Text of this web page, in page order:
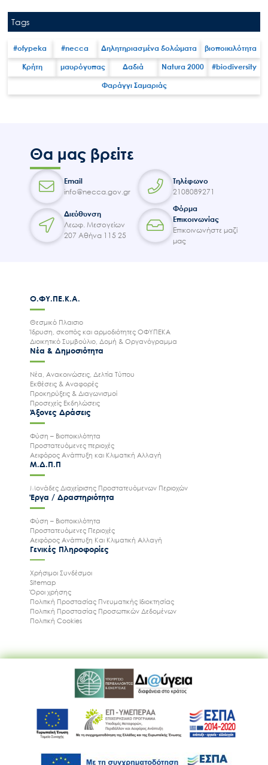
for:
Άξονες δράσης
Μ.Δ.Π.Π.
Εισιτήρια
Επικοινωνία
Tags
#ofypeka #necca Δηλητηριασμένα δολώματα βιοποικιλότητα
Κρήτη μαυρόγυπας Δαδιά Natura 2000 #biodiversity
Φαράγγι Σαμαριάς
Θα μας βρείτε
Email
info@necca.gov.gr
Τηλέφωνο
2108089271
Διεύθυνση
Λεωφ. Μεσογείων
207 Αθήνα 115 25
Φόρμα
Επικοινωνίας
Επικοινωνήστε μαζί
μας
Ο.ΦΥ.ΠΕ.Κ.Α.
Θεσμικό Πλαισιο
Ίδρυση, σκοπός και αρμοδιότητες ΟΦΥΠΕΚΑ
Διοικητικό Συμβούλιο, Δομή & Οργανόγραμμα
Νέα & Δημοσιότητα
Νέα, Ανακοινώσεις, Δελτία Τύπου
Εκθέσεις & Αναφορές
Προκηρύξεις & Διαγωνισμοί
Προσεχείς Εκδηλώσεις
Άξονες Δράσεις
Φύση – Βιοποικιλότητα
Προστατευόμενες περιοχές
Αειφόρος Ανάπτυξη και Κλιματική Αλλαγή
Μ.Δ.Π.Π
Μονάδες Διαχείρισης Προστατευόμενων Περιοχών
Έργα / Δραστηριότητα
Φύση – Βιοποικιλότητα
Προστατευόμενες Περιοχές
Αειφόρος Ανάπτυξη Και Κλιματική Αλλαγή
Γενικές Πληροφορίες
Χρήσιμοι Συνδέσμοι
Sitemap
Όροι χρήσης
Πολιτική Προστασίας Πνευματικής Ιδιοκτησίας
Πολιτική Προστασίας Προσωπικών Δεδομένων
Πολιτική Cookies